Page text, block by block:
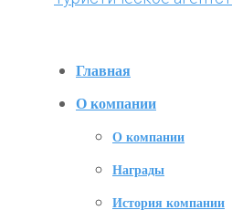
Главная
О компании
О компании
Награды
История компании